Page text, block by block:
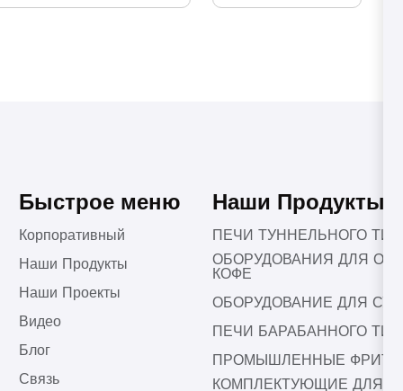
Быстрое меню
Корпоративный
Наши Продукты
Наши Проекты
Видео
Блог
Связь
Наши Продукты
ПЕЧИ ТУННЕЛЬНОГО ТИПА
ОБОРУДОВАНИЯ ДЛЯ
КОФЕ
ОБОРУДОВАНИЕ ДЛЯ
ПЕЧИ БАРАБАННОГО ТИПА
ПРОМЫШЛЕННЫЕ
КОМПЛЕКТУЮЩИЕ ДЛЯ